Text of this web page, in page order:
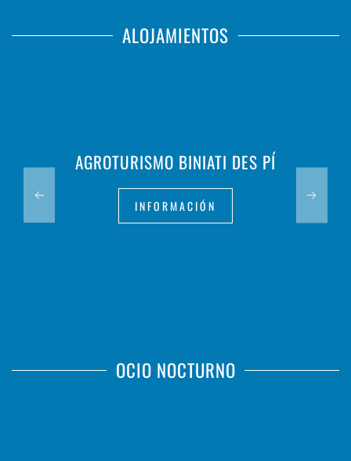
ALOJAMIENTOS
AGROTURISMO BINIATI DES PÍ
INFORMACIÓN
OCIO NOCTURNO